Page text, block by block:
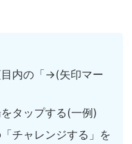
目内の「→(矢印マー
タップする(一例)
チャレンジする」を